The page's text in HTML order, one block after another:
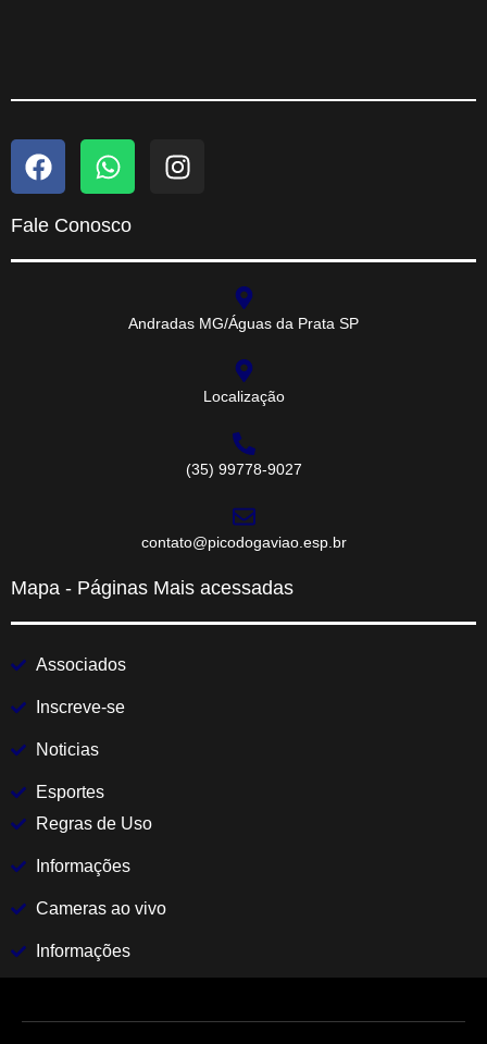
Fale Conosco
Andradas MG/Águas da Prata SP
Localização
(35) 99778-9027
contato@picodogaviao.esp.br
Mapa - Páginas Mais acessadas
Associados
Inscreve-se
Noticias
Esportes
Regras de Uso
Informações
Cameras ao vivo
Informações